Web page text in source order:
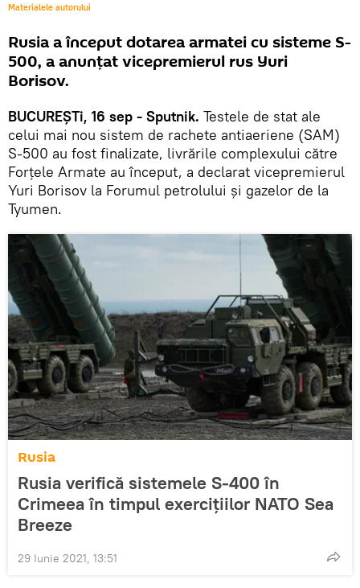
Materialele autorului
Rusia a început dotarea armatei cu sisteme S-
500, a anunțat vicepremierul rus Yuri
Borisov.
BUCUREȘTi, 16 sep - Sputnik. Testele de stat ale
celui mai nou sistem de rachete antiaeriene (SAM)
S-500 au fost finalizate, livrările complexului către
Forțele Armate au început, a declarat vicepremierul
Yuri Borisov la Forumul petrolului și gazelor de la
Tyumen.
Rusia
Rusia verifică sistemele S-400 în
Crimeea în timpul exercițiilor NATO Sea
Breeze
29 Iunie 2021, 13:51